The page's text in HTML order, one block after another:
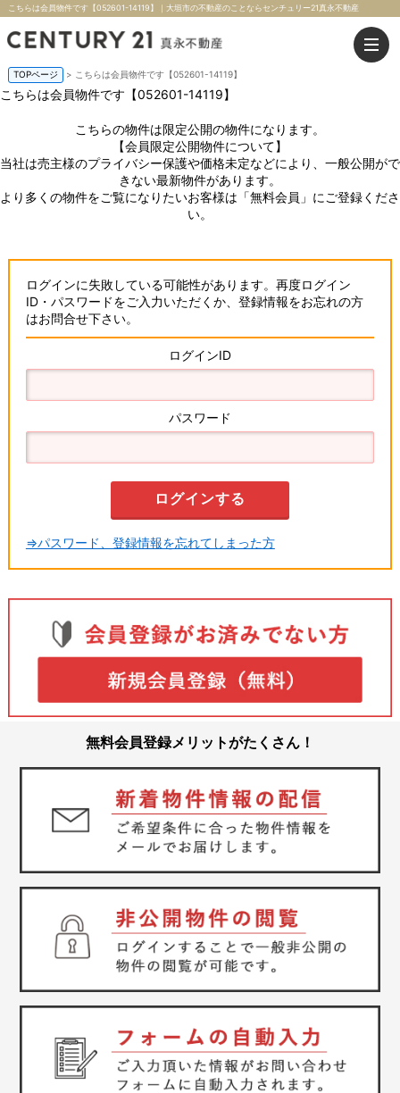
こちらは会員物件です【052601-14119】｜大垣市の不動産のことならセンチュリー21真永不動産
TOPページ > こちらは会員物件です【052601-14119】
こちらは会員物件です【052601-14119】
こちらの物件は限定公開の物件になります。
【会員限定公開物件について】
当社は売主様のプライバシー保護や価格未定などにより、一般公開がで
きない最新物件があります。
より多くの物件をご覧になりたいお客様は「無料会員」にご登録くださ
い。
ログインに失敗している可能性があります。再度ログイン
ID・パスワードをご入力いただくか、登録情報をお忘れの方
はお問合せ下さい。
ログインID
パスワード
⇒パスワード、登録情報を忘れてしまった方
無料会員登録メリットがたくさん！